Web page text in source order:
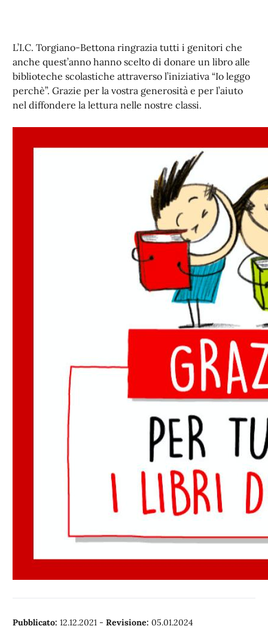
L’I.C. Torgiano-Bettona ringrazia tutti i genitori che
anche quest’anno hanno scelto di donare un libro alle
biblioteche scolastiche attraverso l’iniziativa “Io leggo
perchè”. Grazie per la vostra generosità e per l’aiuto
nel diffondere la lettura nelle nostre classi.
Pubblicato: 12.12.2021 - Revisione: 05.01.2024